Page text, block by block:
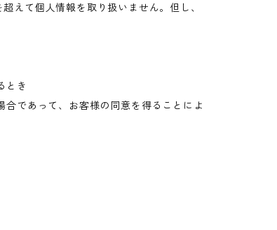
えて個人情報を取り扱いません。但し、
とき
合であって、お客様の同意を得ることによ